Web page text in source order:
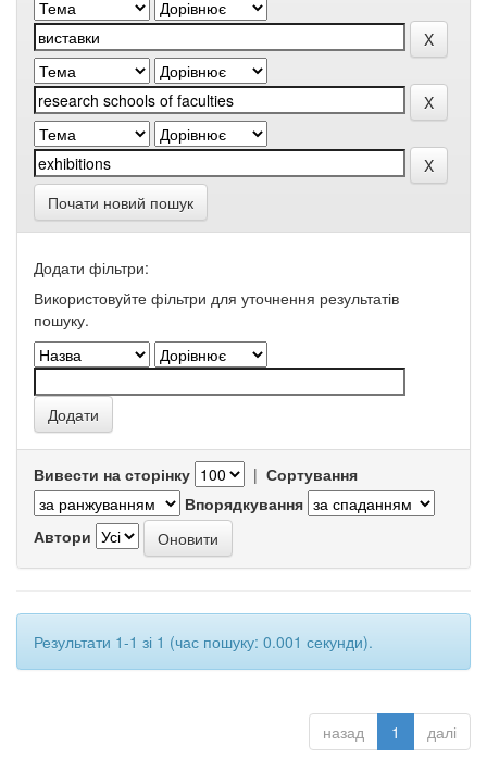
Почати новий пошук
Додати фільтри:
Використовуйте фільтри для уточнення результатів
пошуку.
Вивести на сторінку | Сортування
Впорядкування
Автори
Результати 1-1 зі 1 (час пошуку: 0.001 секунди).
назад 1 далі